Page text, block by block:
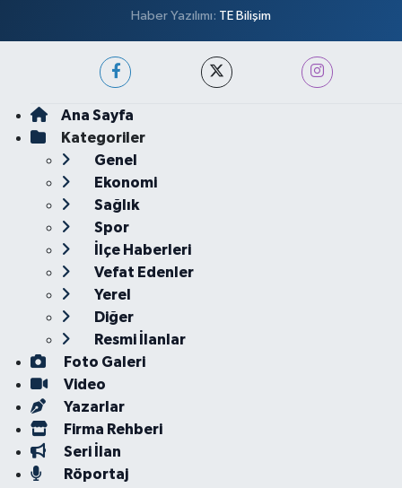
Haber Yazılımı: TE Bilişim
Ana Sayfa
Kategoriler
Genel
Ekonomi
Sağlık
Spor
İlçe Haberleri
Vefat Edenler
Yerel
Diğer
Resmi İlanlar
Foto Galeri
Video
Yazarlar
Firma Rehberi
Seri İlan
Röportaj